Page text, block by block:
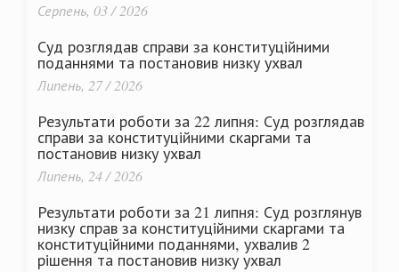
Серпень, 03 / 2026
Суд розглядав справи за конституційними
поданнями та постановив низку ухвал
Липень, 27 / 2026
Результати роботи за 22 липня: Суд розглядав
справи за конституційними скаргами та
постановив низку ухвал
Липень, 24 / 2026
Результати роботи за 21 липня: Суд розглянув
низку справ за конституційними скаргами та
конституційними поданнями, ухвалив 2
рішення та постановив низку ухвал